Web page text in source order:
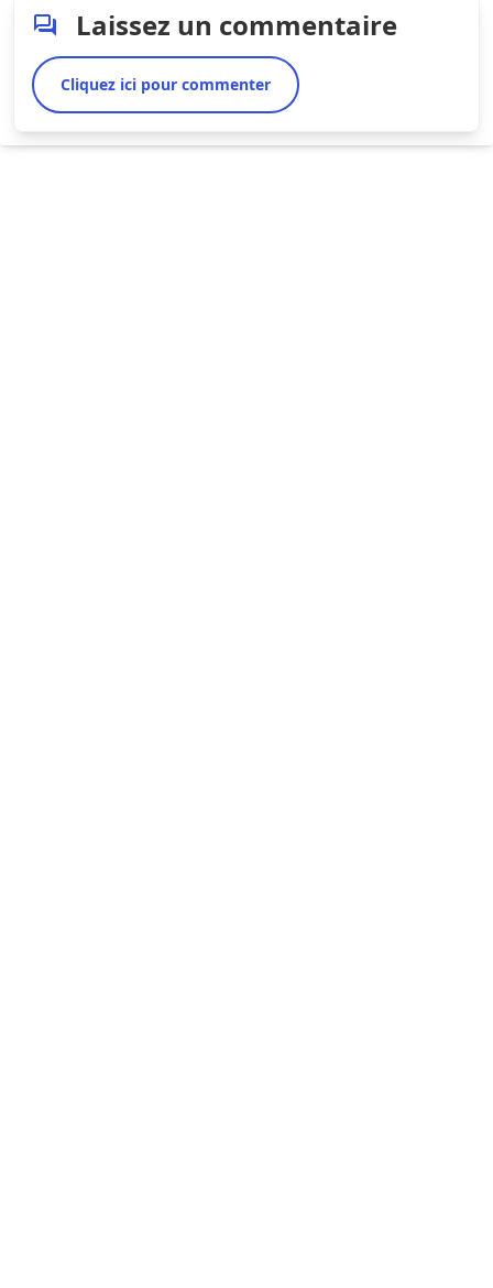
Laissez un commentaire
Cliquez ici pour commenter